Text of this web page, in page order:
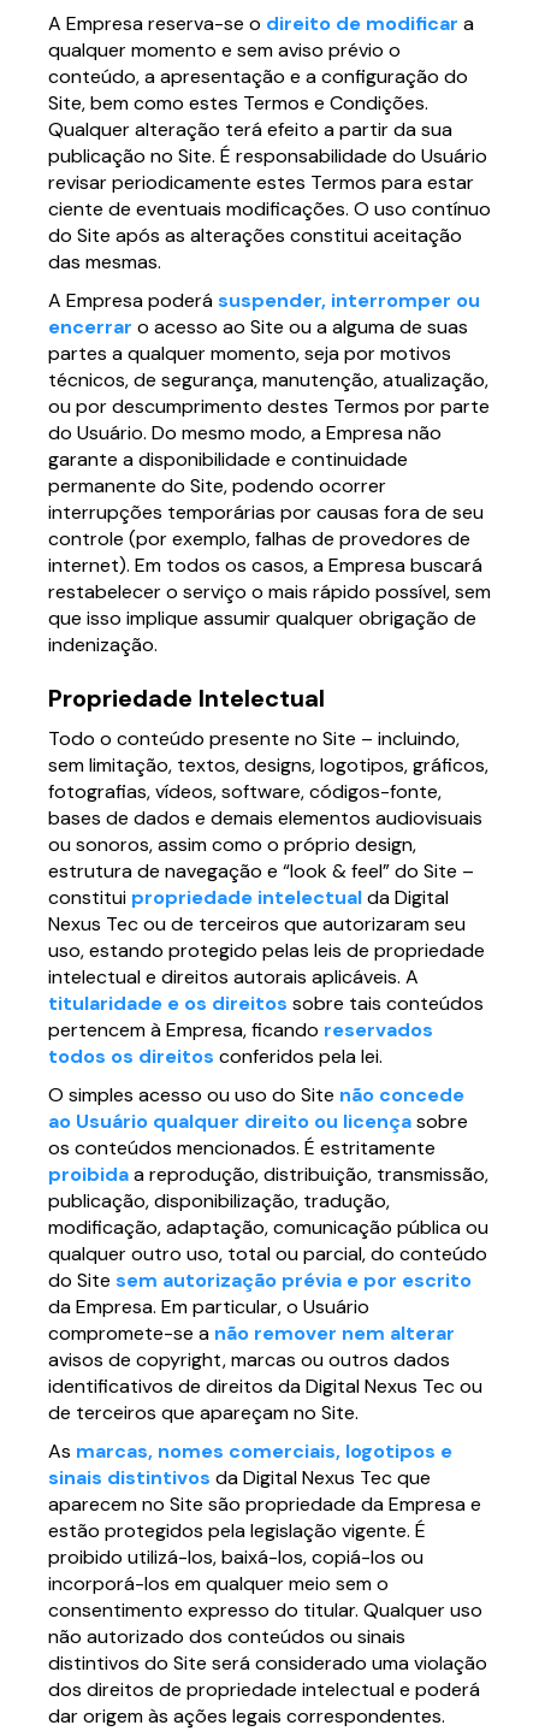
A Empresa reserva-se o direito de modificar a
qualquer momento e sem aviso prévio o
conteúdo, a apresentação e a configuração do
Site, bem como estes Termos e Condições.
Qualquer alteração terá efeito a partir da sua
publicação no Site. É responsabilidade do Usuário
revisar periodicamente estes Termos para estar
ciente de eventuais modificações. O uso contínuo
do Site após as alterações constitui aceitação
das mesmas.
A Empresa poderásuspender, interromper ou
encerrar o acesso ao Site ou a alguma de suas
partes a qualquer momento, seja por motivos
técnicos, de segurança, manutenção, atualização,
ou por descumprimento destes Termos por parte
do Usuário. Do mesmo modo, a Empresa não
garante a disponibilidade e continuidade
permanente do Site, podendo ocorrer
interrupções temporárias por causas fora de seu
controle (por exemplo, falhas de provedores de
internet). Em todos os casos, a Empresa buscará
restabelecer o serviço o mais rápido possível, sem
que isso implique assumir qualquer obrigação de
indenização.
Propriedade Intelectual
Todo o conteúdo presente no Site – incluindo,
sem limitação, textos, designs, logotipos, gráficos,
fotografias, vídeos, software, códigos-fonte,
bases de dados e demais elementos audiovisuais
ou sonoros, assim como o próprio design,
estrutura de navegação e “look & feel” do Site –
constitui propriedade intelectualda Digital
Nexus Tec ou de terceiros que autorizaram seu
uso, estando protegido pelas leis de propriedade
intelectual e direitos autorais aplicáveis. A
titularidade e os direitos sobre tais conteúdos
pertencem à Empresa, ficando reservados
todos os direitos conferidos pela lei.
O simples acesso ou uso do Site não concede
ao Usuário qualquer direito ou licençasobre
os conteúdos mencionados. É estritamente
proibidaa reprodução, distribuição, transmissão,
publicação, disponibilização, tradução,
modificação, adaptação, comunicação pública ou
qualquer outro uso, total ou parcial, do conteúdo
do Site sem autorização prévia e por escrito
da Empresa. Em particular, o Usuário
compromete-se a não remover nem alterar
avisos de copyright, marcas ou outros dados
identificativos de direitos da Digital Nexus Tec ou
de terceiros que apareçam no Site.
As marcas, nomes comerciais, logotipos e
sinais distintivos da Digital Nexus Tec que
aparecem no Site são propriedade da Empresa e
estão protegidos pela legislação vigente. É
proibido utilizá-los, baixá-los, copiá-los ou
incorporá-los em qualquer meio sem o
consentimento expresso do titular. Qualquer uso
não autorizado dos conteúdos ou sinais
distintivos do Site será considerado uma violação
dos direitos de propriedade intelectual e poderá
dar origem às ações legais correspondentes.